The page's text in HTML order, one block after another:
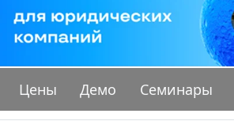
Цены Демо Семинары